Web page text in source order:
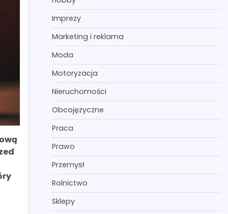
Imprezy
Marketing i reklama
Moda
Motoryzacja
Nieruchomości
Obcojęzyczne
Praca
Prawo
Przemysł
Rolnictwo
Sklepy